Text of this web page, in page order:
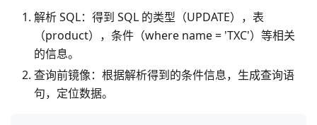
解析 SQL：得到 SQL 的类型（UPDATE），表
（product），条件（where name = 'TXC'）等相关
的信息。
查询前镜像：根据解析得到的条件信息，生成查询语
句，定位数据。